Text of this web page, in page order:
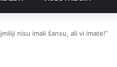
nisu imali šansu, ali vi imate!”